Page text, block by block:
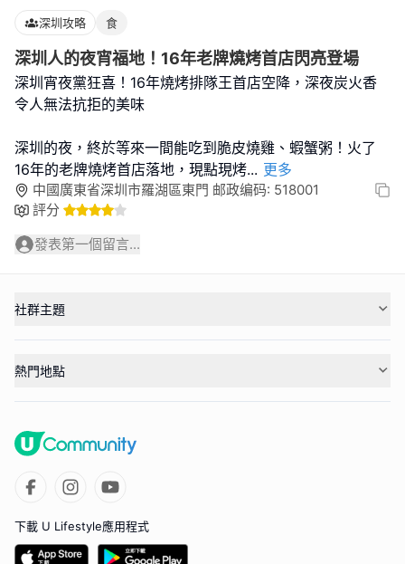
深圳攻略 食
深圳人的夜宵福地！16年老牌燒烤首店閃亮登場
深圳宵夜黨狂喜！16年燒烤排隊王首店空降，深夜炭火香
令人無法抗拒的美味
深圳的夜，終於等來一間能吃到脆皮燒雞、蝦蟹粥！火了
16年的老牌燒烤首店落地，現點現烤... 更多
中國廣東省深圳市羅湖區東門 邮政编码: 518001
評分
發表第一個留言...
社群主題
熱門地點
下載 U Lifestyle應用程式